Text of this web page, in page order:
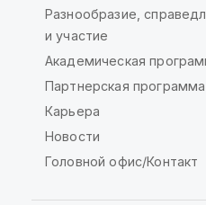
Разнообразие,
и участие
Академическая
Партнерская программа
Карьера
Новости
Головной офис/Контакт